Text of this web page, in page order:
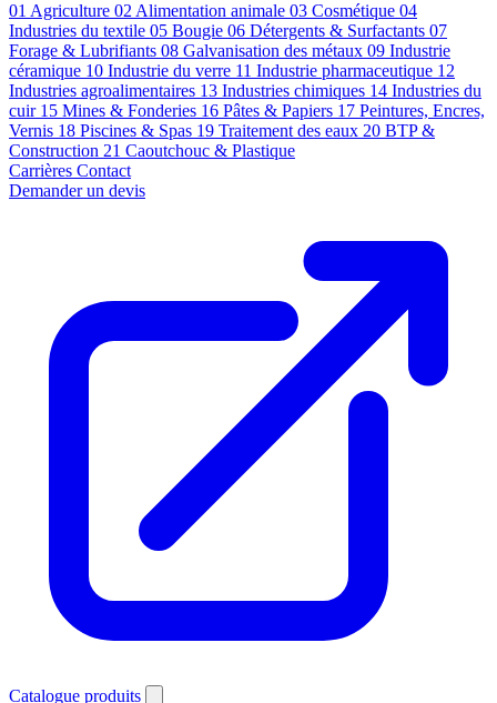
01 Agriculture 02 Alimentation animale 03 Cosmétique 04
Industries du textile 05 Bougie 06 Détergents & Surfactants 07
Forage & Lubrifiants 08 Galvanisation des métaux 09 Industrie
céramique 10 Industrie du verre 11 Industrie pharmaceutique 12
Industries agroalimentaires 13 Industries chimiques 14 Industries du
cuir 15 Mines & Fonderies 16 Pâtes & Papiers 17 Peintures, Encres,
Vernis 18 Piscines & Spas 19 Traitement des eaux 20 BTP &
Construction 21 Caoutchouc & Plastique
Carrières Contact
Demander un devis
Catalogue produits